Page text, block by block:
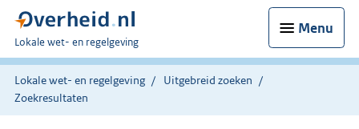
Menu
U
bent
hier:
Lokale wet- en regelgeving
Lokale wet- en regelgeving
Uitgebreid zoeken
Zoekresultaten